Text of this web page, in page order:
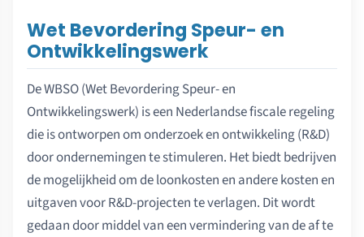
Wet Bevordering Speur- en
Ontwikkelingswerk
De WBSO (Wet Bevordering Speur- en
Ontwikkelingswerk) is een Nederlandse fiscale regeling
die is ontworpen om onderzoek en ontwikkeling (R&D)
door ondernemingen te stimuleren. Het biedt bedrijven
de mogelijkheid om de loonkosten en andere kosten en
uitgaven voor R&D-projecten te verlagen. Dit wordt
gedaan door middel van een vermindering van de af te